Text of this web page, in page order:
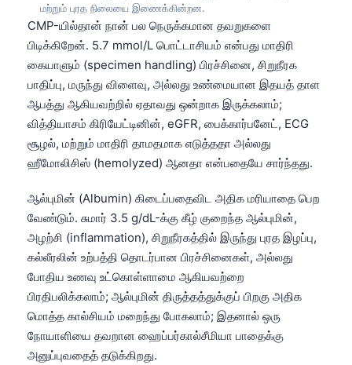
மற்றும் புரத நிலையை இணைக்கின்றன.
CMP-யில்தான் நான் பல நெருக்கமான தவறுகளை
பிடிக்கிறேன். 5.7 mmol/L பொட்டாசியம் என்பது மாதிரி
கையாளும் (specimen handling) பிரச்சினை, சிறுநீரக
பாதிப்பு, மருந்து விளைவு, அல்லது உண்மையான இதயத் தாள
ஆபத்து ஆகியவற்றில் ஏதாவது ஒன்றாக இருக்கலாம்;
வித்தியாசம் கிரியேட்டினின், eGFR, பைக்கார்பனேட், ECG
சூழல், மற்றும் மாதிரி தாமதமாக எடுத்ததா அல்லது
ஹீமோலிசிஸ் (hemolyzed) ஆனதா என்பதையே சார்ந்தது.
ஆல்புமின் (Albumin) கிடைப்பதைவிட அதிக மரியாதை பெற
வேண்டும். சுமார் 3.5 g/dL-க்கு கீழ் குறைந்த ஆல்புமின்,
அழற்சி (inflammation), சிறுநீரகத்தில் இருந்து புரத இழப்பு,
கல்லீரலின் உற்பத்தி தொடர்பான பிரச்சினைகள், அல்லது
போதிய உணவு உட்கொள்ளாமை ஆகியவற்றை
பிரதிபலிக்கலாம்; ஆல்புமின் திருத்தத்துக்குப் பிறகு அதிக
மொத்த கால்சியம் மறைந்து போகலாம்; இதனால் ஒரு
நோயாளியை தவறான ஹைப்பர்கால்சீமியா பாதைக்கு
அனுப்புவதைத் தடுக்கிறது.